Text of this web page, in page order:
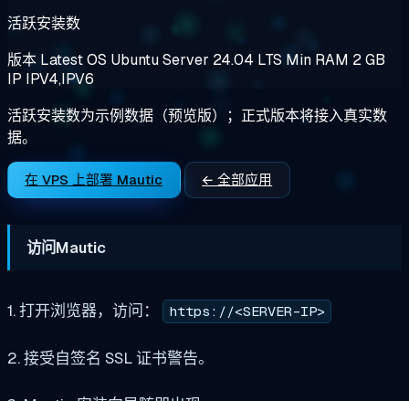
活跃安装数
版本 LatestOS Ubuntu Server 24.04 LTS Min RAM 2 GB
IP IPV4,IPV6
活跃安装数为示例数据（预览版）；正式版本将接入真实数
据。
在 VPS 上部署 Mautic ← 全部应用
访问Mautic
1. 打开浏览器，访问： https://<SERVER-IP>
2. 接受自签名 SSL 证书警告。